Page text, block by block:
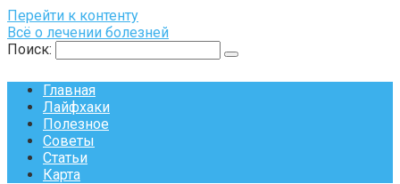
Перейти к контенту
Всё о лечении болезней
Поиск:
Главная
Лайфхаки
Полезное
Советы
Статьи
Карта